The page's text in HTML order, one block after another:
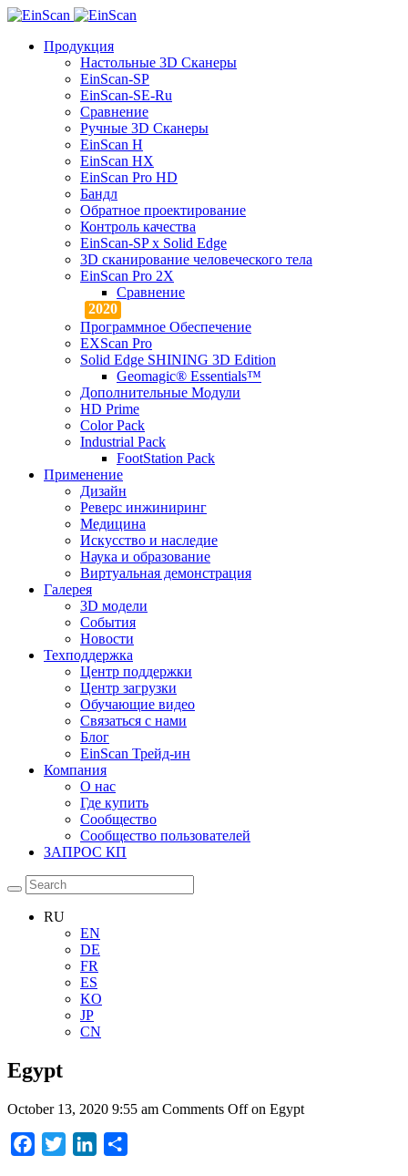
Продукция
Настольные 3D Сканеры
EinScan-SP
EinScan-SE-Ru
Сравнение
Ручные 3D Cканеры
EinScan H
EinScan HX
EinScan Pro HD
Бандл
Обратное проектирование
Контроль качества
EinScan-SP x Solid Edge
3D сканирование человеческого тела
EinScan Pro 2X
Сравнение
Программное Обеспечение
EXScan Pro
Solid Edge SHINING 3D Edition
Geomagic® Essentials™
Дополнительные Модули
HD Prime
Color Pack
Industrial Pack
FootStation Pack
Применение
Дизайн
Реверс инжиниринг
Медицина
Искусство и наследие
Наука и образование
Виртуальная демонстрация
Галерея
3D модели
События
Новости
Техподдержка
Центр поддержки
Центр загрузки
Обучающие видео
Связаться с нами
Блог
EinScan Трейд-ин
Компания
О нас
Где купить
Сообщество
Сообщество пользователей
ЗАПРОС КП
RU
EN
DE
FR
ES
KO
JP
CN
Egypt
October 13, 2020 9:55 am Comments Offon Egypt
Facebook
Twitter LinkedIn